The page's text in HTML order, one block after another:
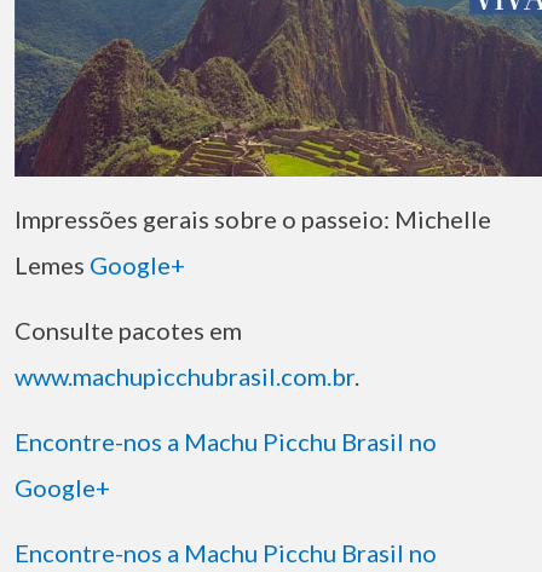
Impressões gerais sobre o passeio: Michelle
Lemes Google+
Consulte pacotes em
www.machupicchubrasil.com.br.
Encontre-nos a Machu Picchu Brasil no
Google+
Encontre-nos a Machu Picchu Brasil no